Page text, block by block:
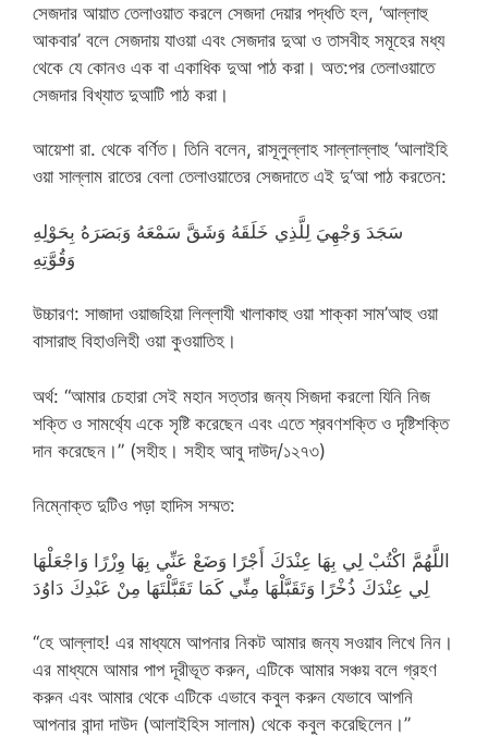
সেজদার আয়াত তেলাওয়াত করলে সেজদা দেয়ার পদ্ধতি হল, ‘আল্লাহু
আকবার’ বলে সেজদায় যাওয়া এবং সেজদার দুআ ও তাসবীহ সমূহের মধ্য
থেকে যে কোনও এক বা একাধিক দুআ পাঠ করা। অত:পর তেলাওয়াতে
সেজদার বিখ্যাত দুআটি পাঠ করা।
আয়েশা রা. থেকে বর্ণিত। তিনি বলেন, রাসূলুল্লাহ সাল্লাল্লাহু ‘আলাইহি
ওয়া সাল্লাম রাতের বেলা তেলাওয়াতের সেজদাতে এই দু‘আ পাঠ করতেন:
‏ سَجَدَ وَجْهِيَ لِلَّذِي خَلَقَهُ وَشَقَّ سَمْعَهُ وَبَصَرَهُ بِحَوْلِهِ
وَقُوَّتِهِ
উচ্চারণ: সাজাদা ওয়াজহিয়া লিল্লাযী খালাকাহু ওয়া শাক্কা সাম’আহু ওয়া
বাসারাহু বিহাওলিহী ওয়া কুওয়াতিহ।
অর্থ: “আমার চেহারা সেই মহান সত্তার জন্য সিজদা করলো যিনি নিজ
শক্তি ও সামর্থ্যে একে সৃষ্টি করেছেন এবং এতে শ্রবণশক্তি ও দৃষ্টিশক্তি
দান করেছেন।” (সহীহ। সহীহ আবু দাউদ/১২৭৩)
নিম্নোক্ত দুটিও পড়া হাদিস সম্মত:
اللَّهُمَّ اكْتُبْ لِي بِهَا عِنْدَكَ أَجْرًا وَضَعْ عَنِّي بِهَا وِزْرًا وَاجْعَلْهَا
لِي عِنْدَكَ ذُخْرًا وَتَقَبَّلْهَا مِنِّي كَمَا تَقَبَّلْتَهَا مِنْ عَبْدِكَ دَاوُدَ
‘‘হে আল্লাহ! এর মাধ্যমে আপনার নিকট আমার জন্য সওয়াব লিখে নিন।
এর মাধ্যমে আমার পাপ দূরীভূত করুন, এটিকে আমার সঞ্চয় বলে গ্রহণ
করুন এবং আমার থেকে এটিকে এভাবে কবুল করুন যেভাবে আপনি
আপনার বান্দা দাউদ (আলাইহিস সালাম) থেকে কবুল করেছিলেন।’’